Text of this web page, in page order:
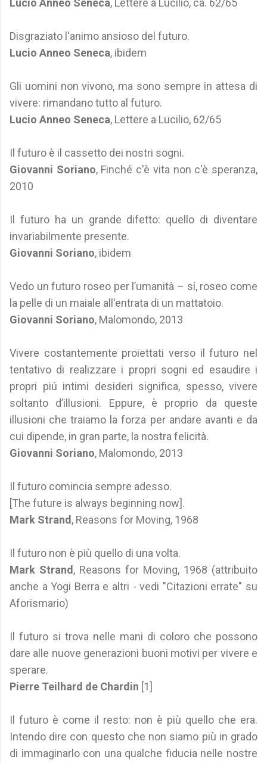
Lucio Anneo Seneca, Lettere a Lucilio, ca. 62/65
Disgraziato l'animo ansioso del futuro.
Lucio Anneo Seneca, ibidem
Gli uomini non vivono, ma sono sempre in attesa di
vivere: rimandano tutto al futuro.
Lucio Anneo Seneca, Lettere a Lucilio, 62/65
Il futuro è il cassetto dei nostri sogni.
Giovanni Soriano, Finché c'è vita non c'è speranza,
2010
Il futuro ha un grande difetto: quello di diventare
invariabilmente presente.
Giovanni Soriano, ibidem
Vedo un futuro roseo per l’umanità – sí, roseo come
la pelle di un maiale all'entrata di un mattatoio.
Giovanni Soriano, Malomondo, 2013
Vivere costantemente proiettati verso il futuro nel
tentativo di realizzare i propri sogni ed esaudire i
propri piú intimi desideri significa, spesso, vivere
soltanto d’illusioni. Eppure, è proprio da queste
illusioni che traiamo la forza per andare avanti e da
cui dipende, in gran parte, la nostra felicità.
Giovanni Soriano, Malomondo, 2013
Il futuro comincia sempre adesso.
[The future is always beginning now].
Mark Strand , Reasons for Moving, 1968
Il futuro non è più quello di una volta.
Mark Strand , Reasons for Moving, 1968 (attribuito
anche a Yogi Berra e altri - vedi "Citazioni errate" su
Aforismario)
Il futuro si trova nelle mani di coloro che possono
dare alle nuove generazioni buoni motivi per vivere e
sperare.
Pierre Teilhard de Chardin [1]
Il futuro è come il resto: non è più quello che era.
Intendo dire con questo che non siamo più in grado
di immaginarlo con una qualche fiducia nelle nostre